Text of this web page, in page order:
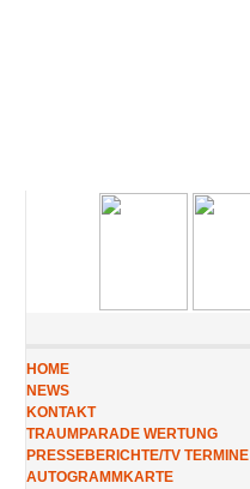
HOME
NEWS
KONTAKT
TRAUMPARADE WERTUNG
PRESSEBERICHTE/TV TERMINE
AUTOGRAMMKARTE